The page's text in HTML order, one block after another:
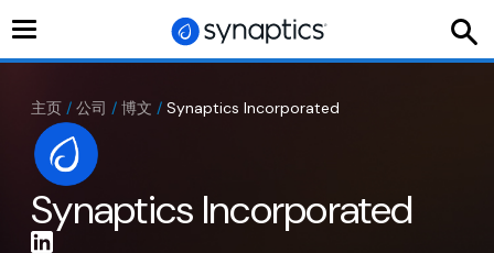
切
航
主页 / 公司 / 博文 / Synaptics Incorporated
Synaptics Incorporated